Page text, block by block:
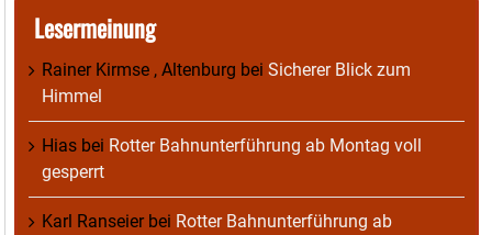
Lesermeinung
Rainer Kirmse , Altenburg bei Sicherer Blick zum
Himmel
Hias bei Rotter Bahnunterführung ab Montag voll
gesperrt
Karl Ranseierbei Rotter Bahnunterführung ab